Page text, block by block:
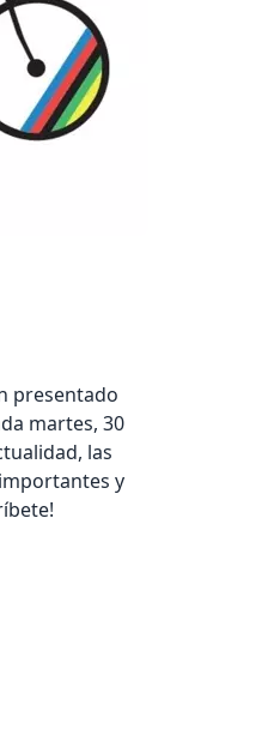
presentado
martes, 30
las
y
Cancel